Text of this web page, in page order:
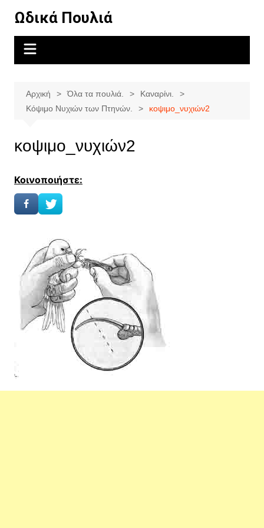
περιεχόμενο
Ωδικά Πουλιά
Αρχική Όλα τα πουλιά.
Καναρίνι.
Κόψιμο Νυχιών των Πτηνών.
κοψιμο_νυχιών2
κοψιμο_νυχιών2
Κοινοποιήστε: